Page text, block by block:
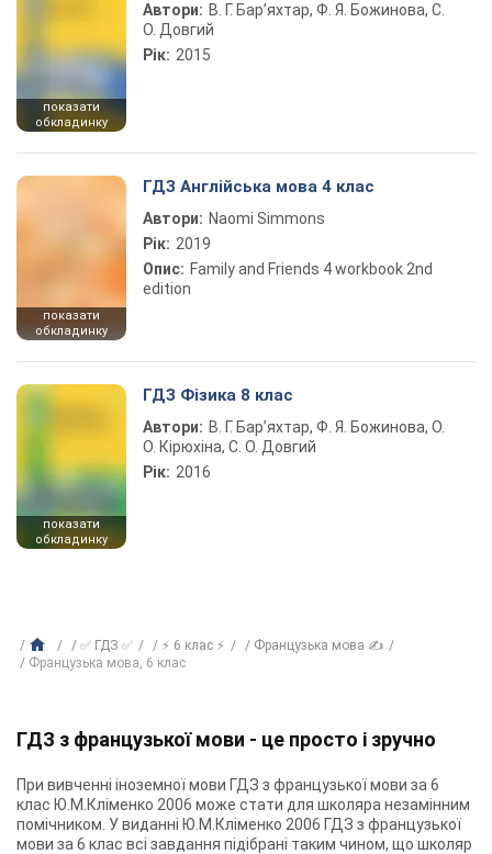
показати
обкладинку
Автори: В. Г. Бар’яхтар, Ф. Я. Божинова, С.
О. Довгий
Рік: 2015
показати
обкладинку
ГДЗ Англійська мова 4 клас
Автори: Naomi Simmons
Рік: 2019
Опис: Family and Friends 4 workbook 2nd
edition
показати
обкладинку
ГДЗ Фізика 8 клас
Автори: В. Г. Бар’яхтар, Ф. Я. Божинова, О.
О. Кірюхіна, С. О. Довгий
Рік: 2016
✅ ГДЗ ✅ ⚡ 6 клас ⚡
Французька мова ✍
Французька мова, 6 клас
ГДЗ з французької мови - це просто і зручно
При вивченні іноземної мови ГДЗ з французької мови за 6
клас Ю.М.Кліменко 2006 може стати для школяра незамінним
помічником. У виданні Ю.М.Кліменко 2006 ГДЗ з французької
мови за 6 клас всі завдання підібрані таким чином, що школяр